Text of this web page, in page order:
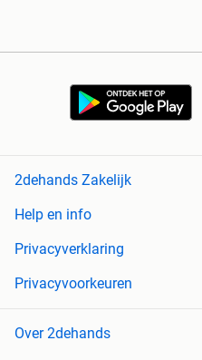
2dehands Zakelijk
Help en info
Privacyverklaring
Privacyvoorkeuren
Over 2dehands